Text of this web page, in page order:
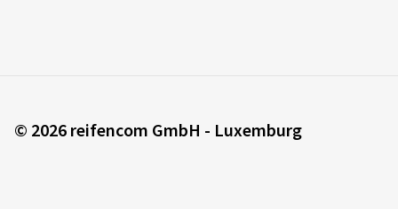
© 2026 reifencom GmbH - Luxemburg